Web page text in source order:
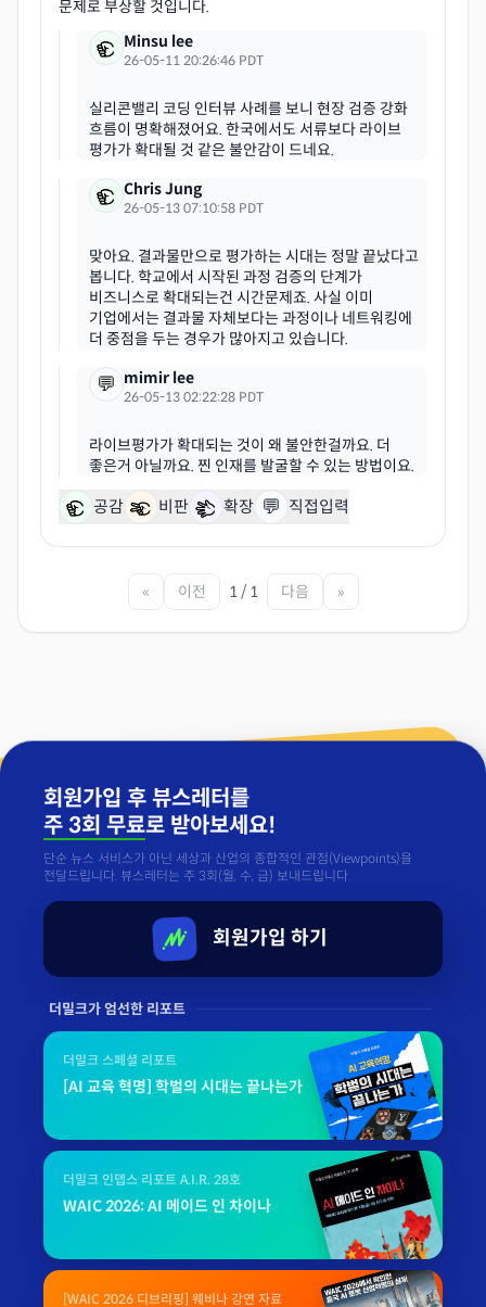
Minsu lee
26-05-11 20:26:46 PDT
실리콘밸리 코딩 인터뷰 사례를 보니 현장 검증 강화
흐름이 명확해졌어요. 한국에서도 서류보다 라이브
Chris Jung
26-05-13 07:10:58 PDT
맞아요. 결과물만으로 평가하는 시대는 정말 끝났다고
봅니다. 학교에서 시작된 과정 검증의 단계가
비즈니스로 확대되는건 시간문제죠. 사실 이미
기업에서는 결과물 자체보다는 과정이나 네트워킹에
💬 mimir lee
26-05-13 02:22:28 PDT
라이브평가가 확대되는 것이 왜 불안한걸까요. 더
공감 비판 확장 💬 직접입력
« 이전 1 / 1 다음 »
회원가입 후 뷰스레터를
주 3회 무료로 받아보세요!
단순 뉴스 서비스가 아닌 세상과 산업의 종합적인 관점(Viewpoints)을
전달드립니다. 뷰스레터는 주 3회(월, 수, 금) 보내드립니다.
회원가입 하기
더밀크가 엄선한 리포트
더밀크 스페셜 리포트
[AI 교육 혁명] 학벌의 시대는 끝나는가
더밀크 인뎁스 리포트 A.I.R. 28호
WAIC 2026: AI 메이드 인 차이나
[WAIC 2026 디브리핑] 웨비나 강연 자료